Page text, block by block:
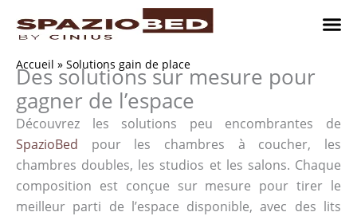
Accueil » Solutions gain de place
Des solutions sur mesure pour
gagner de l’espace
Découvrez les solutions peu encombrantes de
SpazioBed pour les chambres à coucher, les
chambres doubles, les studios et les salons. Chaque
composition est conçue sur mesure pour tirer le
meilleur parti de l’espace disponible, avec des lits